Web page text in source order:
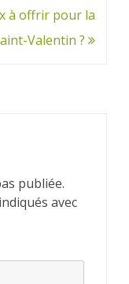
à offrir pour la
Valentin ?
publiée.
avec